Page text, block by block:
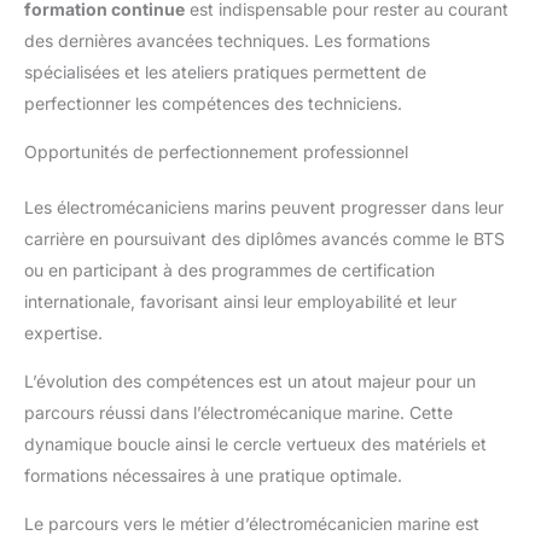
formation continue est indispensable pour rester au courant
des dernières avancées techniques. Les formations
spécialisées et les ateliers pratiques permettent de
perfectionner les compétences des techniciens.
Opportunités de perfectionnement professionnel
Les électromécaniciens marins peuvent progresser dans leur
carrière en poursuivant des diplômes avancés comme le BTS
ou en participant à des programmes de certification
internationale, favorisant ainsi leur employabilité et leur
expertise.
L’évolution des compétences est un atout majeur pour un
parcours réussi dans l’électromécanique marine. Cette
dynamique boucle ainsi le cercle vertueux des matériels et
formations nécessaires à une pratique optimale.
Le parcours vers le métier d’électromécanicien marine est